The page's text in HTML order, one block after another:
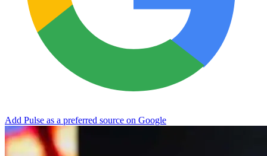
Add Pulse as a preferred source on Google